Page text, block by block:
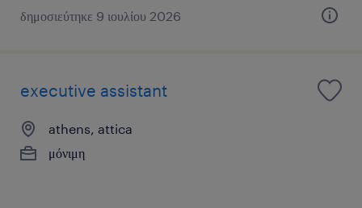
δημοσιεύτηκε 9 ιουλίου 2026
executive assistant
athens, attica
μόνιμη